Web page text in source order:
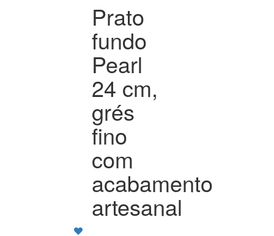
Prato
fundo
Pearl
24 cm,
grés
fino
com
acabamento
artesanal